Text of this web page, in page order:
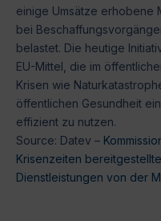
einige Umsätze erhobene
bei
belastet. Die heutige
EU-Mittel, die im
Krisen wie
öffentlichen Gesundheit
effizient zu nutzen.
Source: Datev –
Krisenzeiten
Dienstleistungen von der